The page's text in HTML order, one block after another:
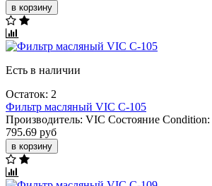
в корзину
Есть в наличии
Остаток: 2
Фильтр масляный VIC C-105
Производитель: VIC Состояние Condition:
795.69 руб
в корзину